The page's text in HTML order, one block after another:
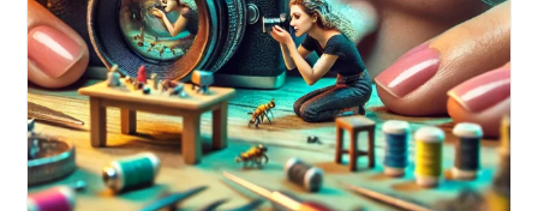
In
Der
Stadt
Und
In
Der
Natur